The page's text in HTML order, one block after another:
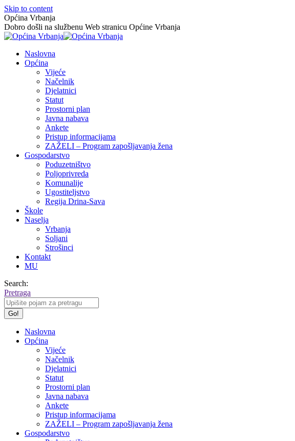
Skip to content
Općina Vrbanja
Dobro došli na službenu Web stranicu Općine Vrbanja
Naslovna
Općina
Vijeće
Načelnik
Djelatnici
Statut
Prostorni plan
Javna nabava
Ankete
Pristup informacijama
ZAŽELI – Program zapošljavanja žena
Gospodarstvo
Poduzetništvo
Poljoprivreda
Komunalije
Ugostiteljstvo
Regija Drina-Sava
Škole
Naselja
Vrbanja
Soljani
Strošinci
Kontakt
MU
Search:
Pretraga
Naslovna
Općina
Vijeće
Načelnik
Djelatnici
Statut
Prostorni plan
Javna nabava
Ankete
Pristup informacijama
ZAŽELI – Program zapošljavanja žena
Gospodarstvo